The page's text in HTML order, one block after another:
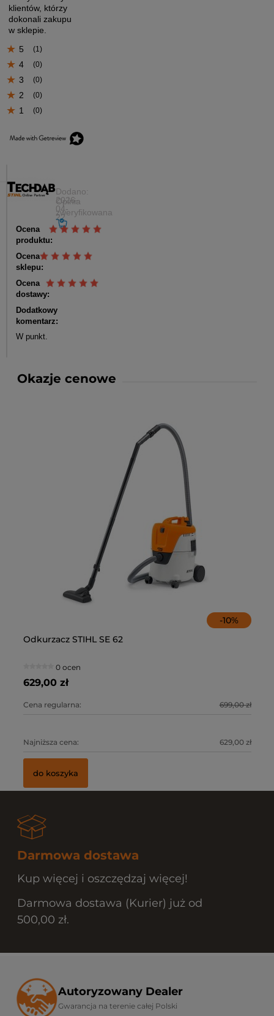
klientów, którzy
dokonali zakupu
w sklepie.
5
(1)
4 (0)
3 (0)
2 (0)
1 (0)
Dodano:
2026-
04-
22
Opinia
zweryfikowana
Ocena
produktu:
Ocena
sklepu:
Ocena
dostawy:
Dodatkowy
komentarz:
W punkt.
Okazje cenowe
-10%
Odkurzacz STIHL SE 62
0 ocen
629,00 zł
Cena regularna: 699,00 zł
Najniższa cena: 629,00 zł
do koszyka
Darmowa dostawa
Kup więcej i oszczędzaj więcej!
Darmowa dostawa (Kurier) już od
500,00 zł.
Autoryzowany Dealer
Gwarancja na terenie całej Polski